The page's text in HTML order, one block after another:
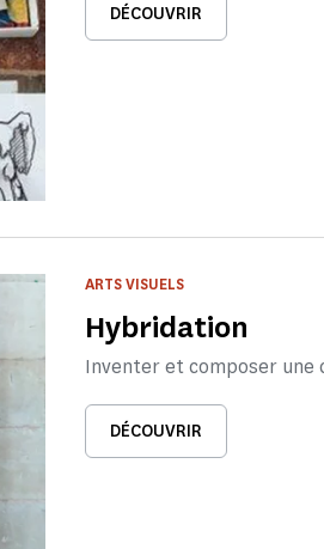
DÉCOUVRIR
Hybridation
ARTS VISUELS
Inventer et composer une
DÉCOUVRIR